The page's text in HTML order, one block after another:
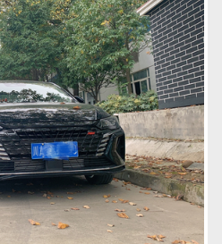
стильный современный дизайн,
Особенно впечатлило, когда
BMW — без логотипа не
но у меня, возможно,
все в порядке. Нет никаких
только при холодном
2500, в остальное время очень
В особенности,
разница ощущалась
небольшая задержка с реакцией
2000 оборотов машина оживает,
мощь, да и подвеска
за рулем не покидает, а